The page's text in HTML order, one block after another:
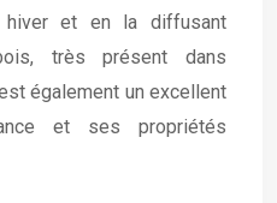
hiver et en la diffusant
très présent dans
également un excellent
et ses propriétés